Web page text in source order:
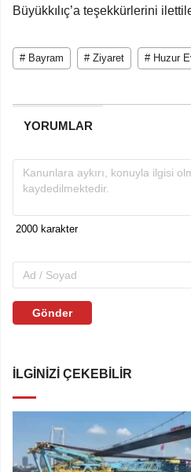
Büyükkılıç’a teşekkürlerini
# Bayram # Ziyaret # Huzur
YORUMLAR
Gönder
İLGINIZI ÇEKEBILIR